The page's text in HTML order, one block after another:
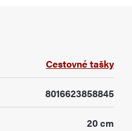
Cestovné tašky
8016623858845
20 cm